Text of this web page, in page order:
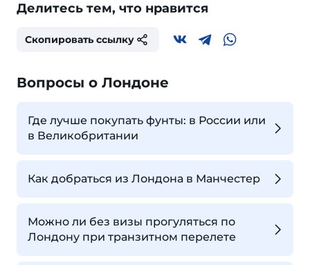
Делитесь тем, что нравится
Скопировать ссылку
Вопросы о Лондоне
Где лучше покупать фунты: в России или
в Великобритании
Как добраться из Лондона в Манчестер
Можно ли без визы прогуляться по
Лондону при транзитном перелете